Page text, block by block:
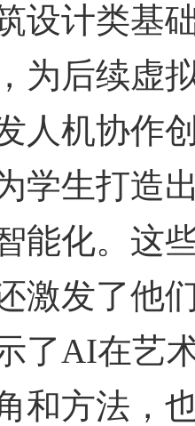
设计类基
为后续虚
人机协作
学生打造
能化。这
激发了他
了AI在艺
和方法，